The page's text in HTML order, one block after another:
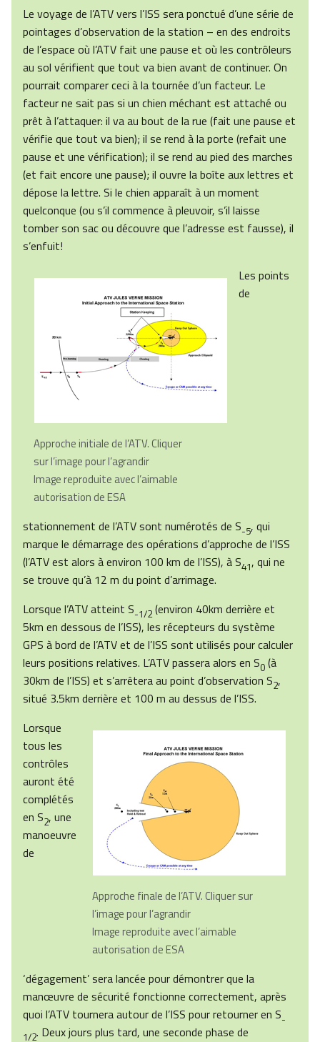
Le voyage de l’ATV vers l’ISS sera ponctué d’une série de
pointages d’observation de la station – en des endroits
de l’espace où l’ATV fait une pause et où les contrôleurs
au sol vérifient que tout va bien avant de continuer. On
pourrait comparer ceci à la tournée d’un facteur. Le
facteur ne sait pas si un chien méchant est attaché ou
prêt à l’attaquer: il va au bout de la rue (fait une pause et
vérifie que tout va bien); il se rend à la porte (refait une
pause et une vérification); il se rend au pied des marches
(et fait encore une pause); il ouvre la boîte aux lettres et
dépose la lettre. Si le chien apparaît à un moment
quelconque (ou s’il commence à pleuvoir, s’il laisse
tomber son sac ou découvre que l’adresse est fausse), il
s’enfuit!
Approche initiale de l’ATV. Cliquer
sur l’image pour l’agrandir
Image reproduite avec l’aimable
autorisation de ESA
Les points
de
stationnement de l’ATV sont numérotés de S-5, qui
marque le démarrage des opérations d’approche de l’ISS
(l’ATV est alors à environ 100 km de l’ISS), à S41, qui ne
se trouve qu’à 12 m du point d’arrimage.
Lorsque l’ATV atteint S-1/2 (environ 40km derrière et
5km en dessous de l’ISS), les récepteurs du système
GPS à bord de l’ATV et de l’ISS sont utilisés pour calculer
leurs positions relatives. L’ATV passera alors en S0 (à
30km de l’ISS) et s’arrêtera au point d’observation S2,
situé 3.5km derrière et 100 m au dessus de l’ISS.
Approche finale de l’ATV. Cliquer sur
l’image pour l’agrandir
Image reproduite avec l’aimable
autorisation de ESA
Lorsque
tous les
contrôles
auront été
complétés
en S2, une
manoeuvre
de
‘dégagement’ sera lancée pour démontrer que la
manœuvre de sécurité fonctionne correctement, après
quoi l’ATV tournera autour de l’ISS pour retourner en S-
1/2. Deux jours plus tard, une seconde phase de